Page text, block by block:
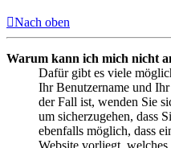
Nach oben
Warum kann ich mich nicht
Dafür gibt es viele
Ihr Benutzername und
der Fall ist, wenden Sie
um sicherzugehen, dass
ebenfalls möglich, dass
Website vorliegt,